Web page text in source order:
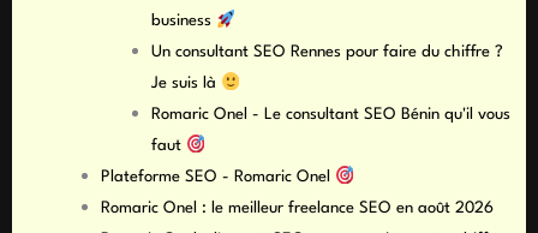
business
Un consultant SEO Rennes pour faire du chiffre ?
Je suis là
Romaric Onel - Le consultant SEO Bénin qu'il vous
faut
Plateforme SEO - Romaric Onel
Romaric Onel : le meilleur freelance SEO en août 2026